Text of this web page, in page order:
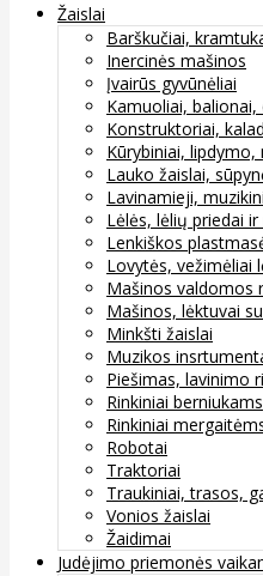
Žaislai
Barškučiai,
Inercinės mašinos
Įvairūs gyvūnėliai
Kamuoliai,
Konstruktoriai,
Kūrybiniai, lipdymo,
Lauko žaislai,
Lavinamieji,
Lėlės, lėlių priedai
Lenkiškos
Lovytės, vežimėliai
Mašinos valdomos
Mašinos, lėktuvai
Minkšti žaislai
Muzikos
Piešimas, lavinimo
Rinkiniai berniukams
Rinkiniai
Robotai
Traktoriai
Traukiniai, trasos,
Vonios žaislai
Žaidimai
Judėjimo priemonės